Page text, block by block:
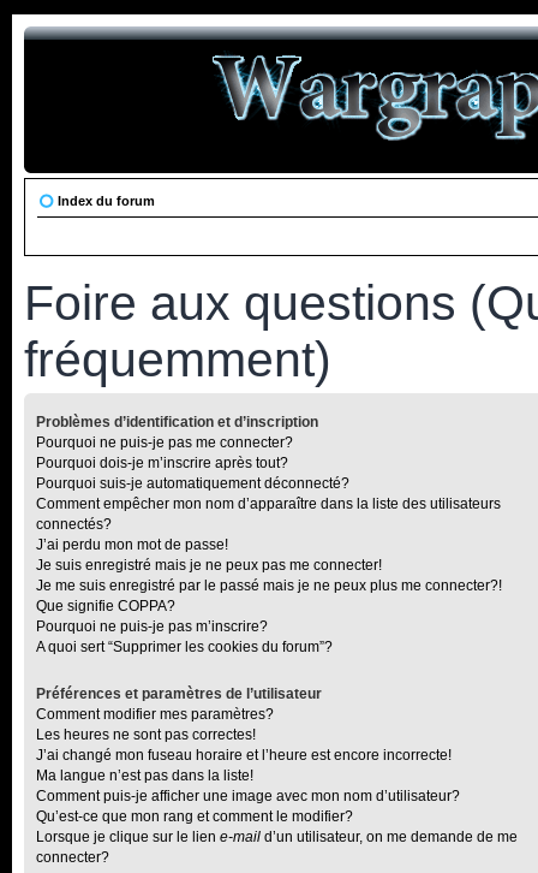
Index du forum
Foire aux questions
fréquemment)
Problèmes d’identification et d’inscription
Pourquoi ne puis-je pas me connecter?
Pourquoi dois-je m’inscrire après tout?
Pourquoi suis-je automatiquement déconnecté?
Comment empêcher mon nom d’apparaître dans la liste des utilisateurs
connectés?
J’ai perdu mon mot de passe!
Je suis enregistré mais je ne peux pas me connecter!
Je me suis enregistré par le passé mais je ne peux plus me connecter?!
Que signifie COPPA?
Pourquoi ne puis-je pas m’inscrire?
A quoi sert “Supprimer les cookies du forum”?
Préférences et paramètres de l’utilisateur
Comment modifier mes paramètres?
Les heures ne sont pas correctes!
J’ai changé mon fuseau horaire et l’heure est encore incorrecte!
Ma langue n’est pas dans la liste!
Comment puis-je afficher une image avec mon nom d’utilisateur?
Qu’est-ce que mon rang et comment le modifier?
Lorsque je clique sur le lien e-mail d’un utilisateur, on me demande de me
connecter?